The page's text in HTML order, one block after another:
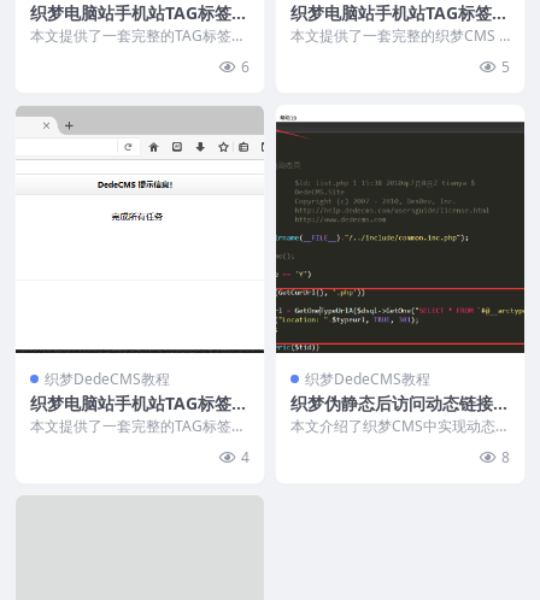
织梦电脑站手机站TAG标签伪
静态单链接id版
本文提供了一套完整的TAG标签页
6
织梦电脑站手机站TAG标签伪
静态单链接名称
本文提供了一套完整的织梦CMS T
5
织梦DedeCMS教程
织梦电脑站手机站TAG标签伪
静态拼音版
本文提供了一套完整的TAG标签页
4
织梦DedeCMS教程
织梦伪静态后访问动态链接时
301跳转到伪静态上
本文介绍了织梦CMS中实现动态链
8